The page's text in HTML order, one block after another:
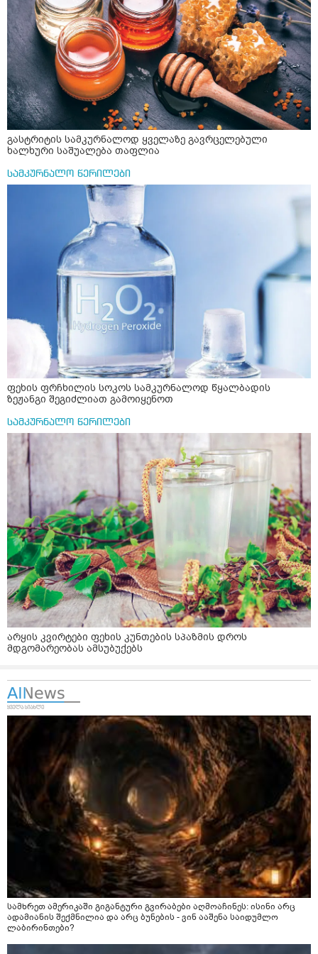
გასტრიტის სამკურნალოდ ყველაზე გავრცელებული
ხალხური საშუალება თაფლია
სამკურნალო წერილები
ფეხის ფრჩხილის სოკოს სამკურნალოდ წყალბადის
ზეჟანგი შეგიძლიათ გამოიყენოთ
სამკურნალო წერილები
არყის კვირტები ფეხის კუნთების სპაზმის დროს
მდგომარეობას ამსუბუქებს
სამხრეთ ამერიკაში გიგანტური გვირაბები აღმოაჩინეს: ისინი არც
ადამიანის შექმნილია და არც ბუნების - ვინ ააშენა საიდუმლო
ლაბირინთები?